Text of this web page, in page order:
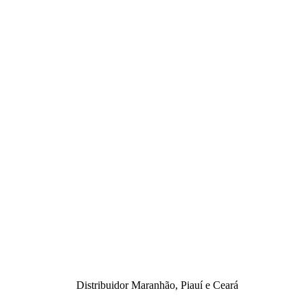
Distribuidor Maranhão, Piauí e Ceará